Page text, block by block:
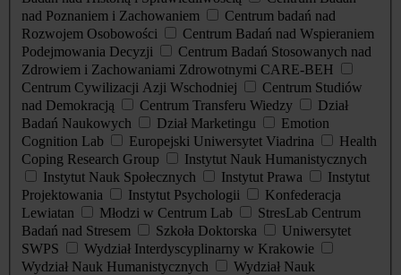
nad Poznaniem i Zachowaniem
Centrum badań nad
Rozwojem Osobowości
Centrum Badań nad Wspieraniem
Podejmowania Decyzji
Centrum Badań Stosowanych nad
Zdrowiem i Zachowaniami Zdrowotnymi CARE-BEH
Centrum Cywilizacji Azji Wschodniej
Centrum Studiów
nad Demokracją
Centrum Transferu Wiedzy
Dział
Badań Naukowych
Dział Marketingu
Emotion
Cognition Lab
Europejski Uniwersytet Viadrina
Health
Coping Research Group
Instytut Nauk Humanistycznych
Instytut Nauk Społecznych
Instytut Prawa
Instytut
Projektowania
Instytut Psychologii
Konfederacja
Lewiatan
Młodzi w Centrum Lab
StresLab Centrum
Badań nad Stresem
Szkoła Doktorska
Uniwersytet
SWPS
Wydział Interdyscyplinarny w Krakowie
Wydział Nauk Humanistycznych
Wydział Nauk